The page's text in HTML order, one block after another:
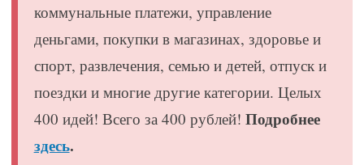
коммунальные платежи, управление
деньгами, покупки в магазинах, здоровье и
спорт, развлечения, семью и детей, отпуск и
поездки и многие другие категории. Целых
400 идей! Всего за 400 рублей! Подробнее
здесь.